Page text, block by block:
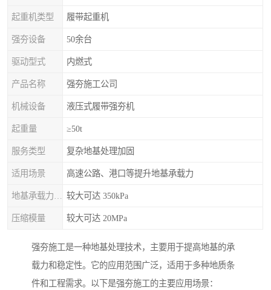
起重机类型 履带起重机
强夯设备 50余台
驱动型式 内燃式
产品名称 强夯施工公司
机械设备 液压式履带强夯机
起重量 ≥50t
服务类型 复杂地基处理加固
适用场景 高速公路、港口等提升地基承载力
较大可达 350kPa
压缩模量 较大可达 20MPa
强夯施工是一种地基处理技术，主要用于提高地基的承
载力和稳定性。它的应用范围广泛，适用于多种地质条
件和工程需求。以下是强夯施工的主要应用场景：